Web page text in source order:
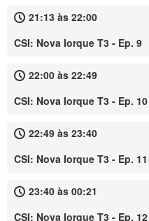
21:13 às 22:00
CSI: Nova Iorque T3 - Ep. 9
22:00 às 22:49
CSI: Nova Iorque T3 - Ep. 10
22:49 às 23:40
CSI: Nova Iorque T3 - Ep. 11
23:40 às 00:21
CSI: Nova Iorque T3 - Ep. 12